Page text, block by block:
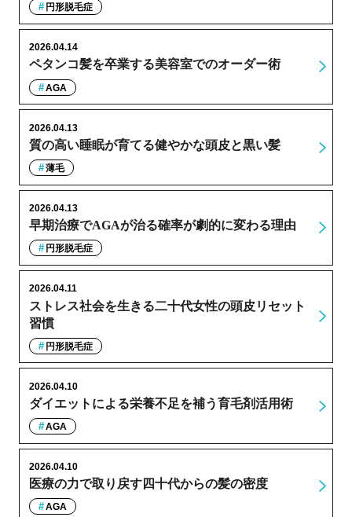
円形脱毛症
ペタンコ髪を卒業する美容室でのオーダー術
2026.04.14
AGA
質の高い睡眠が育てる健やかな頭皮と黒い髪
2026.04.13
薄毛
早期治療でAGAが治る確率が劇的に変わる理由
2026.04.13
円形脱毛症
ストレス社会を生きる二十代女性の頭皮リセット
習慣
2026.04.11
円形脱毛症
ダイエットによる栄養不足を補う育毛剤活用術
2026.04.10
AGA
医療の力で取り戻す四十代からの髪の密度
2026.04.10
AGA